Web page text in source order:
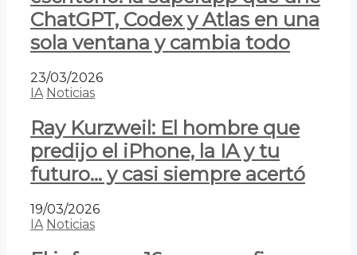
ChatGPT, Codex y Atlas en una
sola ventana y cambia todo
23/03/2026
IA Noticias
Ray Kurzweil: El hombre que
predijo el iPhone, la IA y tu
futuro… y casi siempre acertó
19/03/2026
IA Noticias